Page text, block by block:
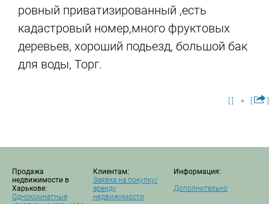
ровный приватизированный ,есть
кадастровый номер,много фруктовых
деревьев, хороший подьезд, большой бак
для воды, Торг.
Продажа
недвижимости в
Харькове:
Однокомнатные
Клиентам:
Заявка на покупку/
аренду
недвижимости
Информация:
Дополнительно